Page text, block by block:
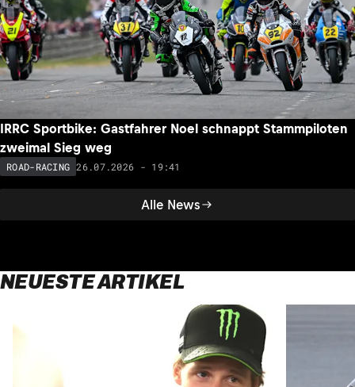
Alle News
IRRC Sportbike: Gastfahrer Noel schnappt Stammpiloten
zweimal Sieg weg
ROAD-RACING 26.07.2026 - 19:41
NEUESTE ARTIKEL